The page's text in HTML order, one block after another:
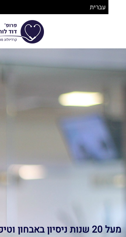
עברית
מעל 20 שנות ניסיון באבחון וטיפול הפרעות קצב לב